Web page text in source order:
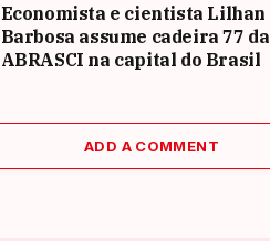
Economista e cientista Lilhan
Barbosa assume cadeira 77 da
ABRASCI na capital do Brasil
ADD A COMMENT